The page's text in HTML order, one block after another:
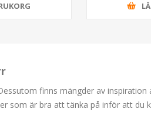
finns mängder av inspiration
som är bra att tänka på inför att du